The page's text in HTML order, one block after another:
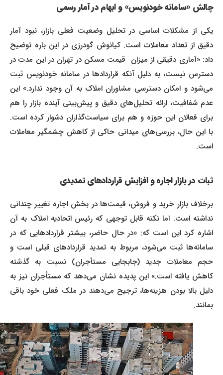
چالش «سامانه خودنویس» و ابهام در آمار رسمی
یکی از مشکلات اساسی در تحلیل وضعیت فعلی بازار، نبود آمار
دقیق از تعداد معاملات است. کیانوش گودرزی در این باره توضیح
داد: «آماری دقیقی از میزان قیمت مسکن در تهران در این مدت در
دسترس نیست، به دلیل آنکه قراردادها در سامانه خودنویس ثبت
می‌شود و امکان دسترسی مشاوران املاک به آن وجود ندارد.» این
عدم شفافیت، ارائه تحلیل‌های دقیق و پیش‌بینی آینده بازار را هم
برای فعالان این حوزه و هم برای سیاست‌گذاران دشوار کرده است.
با این حال، بررسی‌های میدانی حاکی از کاهش چشمگیر معاملات
است.
ثبات در بازار اجاره و افزایش قراردادهای تمدیدی
برخلاف بازار خرید و فروش، قیمت‌ها در بخش اجاره تغییر چندانی
نداشته است. اما نکته قابل توجهی که رئیس اتحادیه املاک به آن
اشاره کرد این است که: «در حال حاضر، بیشتر قراردادهایی که در
سامانه‌ها ثبت می‌شود، مربوط به تمدید قراردادهای قبلی است و
حجم معاملات جدید (جابجایی مستأجران) نسبت به گذشته
کاهش یافته است.» این پدیده نشان می‌دهد که مستأجران نیز به
دلیل بالا بودن هزینه‌ها، ترجیح می‌دهند در ملک فعلی خود باقی
بمانند.